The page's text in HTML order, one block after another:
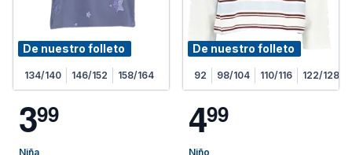
De nuestro folleto
134/140 146/152 158/164
399
Niña
De nuestro folleto
92 98/104 110/116 122/128
499
Niño